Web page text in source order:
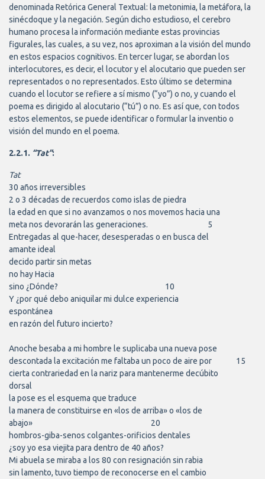
denominada Retórica General Textual: la metonimia, la metáfora, la
sinécdoque y la negación. Según dicho estudioso, el cerebro
humano procesa la información mediante estas provincias
figurales, las cuales, a su vez, nos aproximan a la visión del mundo
en estos espacios cognitivos. En tercer lugar, se abordan los
interlocutores, es decir, el locutor y el alocutario que pueden ser
representados o no representados. Esto último se determina
cuando el locutor se refiere a sí mismo (“yo”) o no, y cuando el
poema es dirigido al alocutario (“tú”) o no. Es así que, con todos
estos elementos, se puede identificar o formular la inventio o
visión del mundo en el poema.
2.2.1. “Tat”:
Tat
30 años irreversibles
2 o 3 décadas de recuerdos como islas de piedra
la edad en que si no avanzamos o nos movemos hacia una
meta nos devorarán las generaciones.					5
Entregadas al que-hacer, desesperadas o en busca del
amante ideal
decido partir sin metas
no hay Hacia
sino ¿Dónde?								10
Y ¿por qué debo aniquilar mi dulce experiencia
espontánea
en razón del futuro incierto?
Anoche besaba a mi hombre le suplicaba una nueva pose
descontada la excitación me faltaba un poco de aire por		15
cierta contrariedad en la nariz para mantenerme decúbito
dorsal
la pose es el esquema que traduce
la manera de constituirse en «los de arriba» o «los de
abajo»									20
hombros-giba-senos colgantes-orificios dentales
¿soy yo esa viejita para dentro de 40 años?
Mi abuela se miraba a los 80 con resignación sin rabia
sin lamento, tuvo tiempo de reconocerse en el cambio